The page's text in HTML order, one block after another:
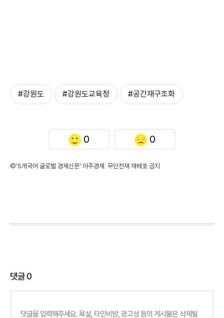
#강원도 #강원도교육청 #공간재구조화
0 0
©'5개국어 글로벌 경제신문' 아주경제. 무단전재·재배포 금지
댓글0